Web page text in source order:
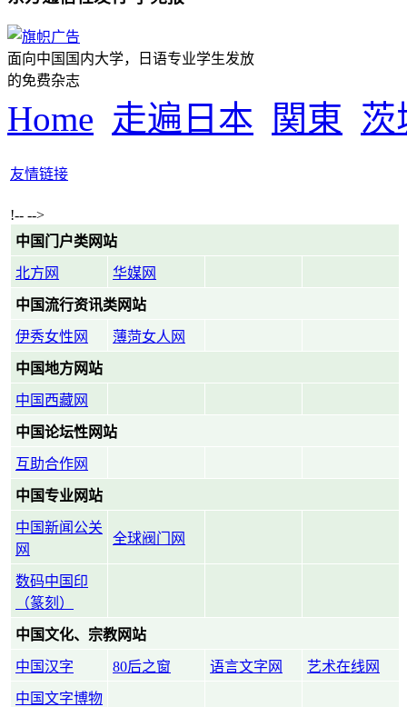
面向中国国内大学，日语专业学生发放
的免费杂志
Home 走遍日本 関東 茨
友情链接
!-- -->
中国门户类网站
北方网 华媒网
中国流行资讯类网站
伊秀女性网 薄菏女人网
中国地方网站
中国西藏网
中国论坛性网站
互助合作网
中国专业网站
中国新闻公关
网
全球阀门网
数码中国印
（篆刻）
中国文化、宗教网站
中国汉字 80后之窗 语言文字网 艺术在线网
中国文字博物